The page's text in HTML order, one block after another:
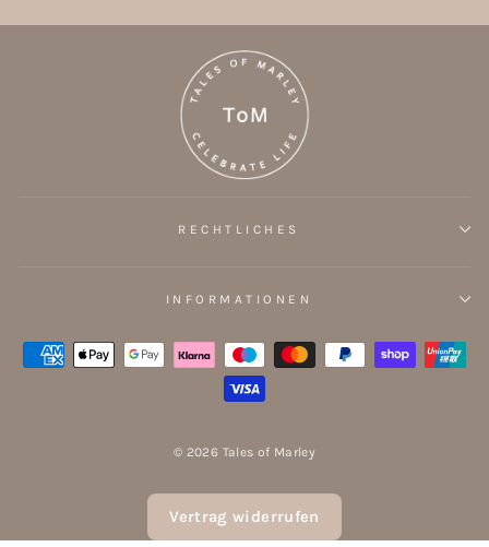
RECHTLICHES
INFORMATIONEN
© 2026 Tales of Marley
Vertrag widerrufen